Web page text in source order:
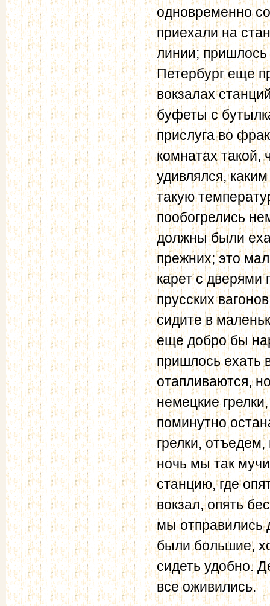
одновременно
приехали на
линии; пришлось
Петербург еще
вокзалах
буфеты с
прислуга во
комнатах такой,
удивлялся,
такую
пообогрелись
должны были
прежних; это
карет с дверями
прусских
сидите в
еще добро бы
пришлось ехать
отапливаются,
немецкие
поминутно
грелки,
ночь мы так
станцию, где
вокзал, опять
мы отправились
были большие,
сидеть удобно.
все оживились.